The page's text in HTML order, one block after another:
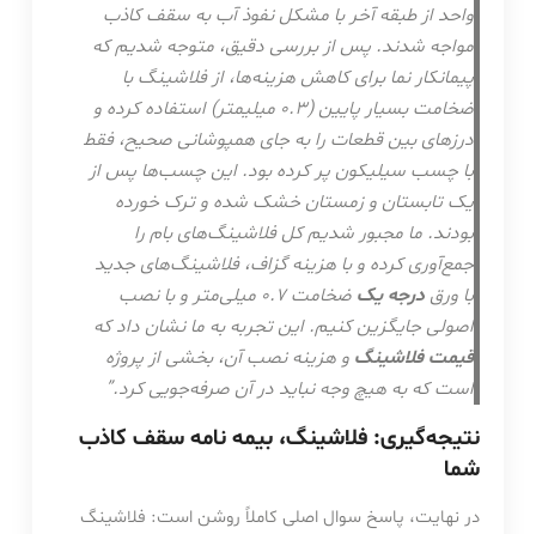
واحد از طبقه آخر با مشکل نفوذ آب به سقف کاذب
مواجه شدند. پس از بررسی دقیق، متوجه شدیم که
پیمانکار نما برای کاهش هزینه‌ها، از فلاشینگ با
ضخامت بسیار پایین (۰.۳ میلیمتر) استفاده کرده و
درزهای بین قطعات را به جای همپوشانی صحیح، فقط
با چسب سیلیکون پر کرده بود. این چسب‌ها پس از
یک تابستان و زمستان خشک شده و ترک خورده
بودند. ما مجبور شدیم کل فلاشینگ‌های بام را
جمع‌آوری کرده و با هزینه گزاف، فلاشینگ‌های جدید
با ورق درجه یک
ضخامت ۰.۷ میلی‌متر و با نصب
اصولی جایگزین کنیم. این تجربه به ما نشان داد که
قیمت فلاشینگ و هزینه نصب آن، بخشی از پروژه
است که به هیچ وجه نباید در آن صرفه‌جویی کرد.”
نتیجه‌گیری: فلاشینگ، بیمه نامه سقف کاذب
شما
در نهایت، پاسخ سوال اصلی کاملاً روشن است: فلاشینگ